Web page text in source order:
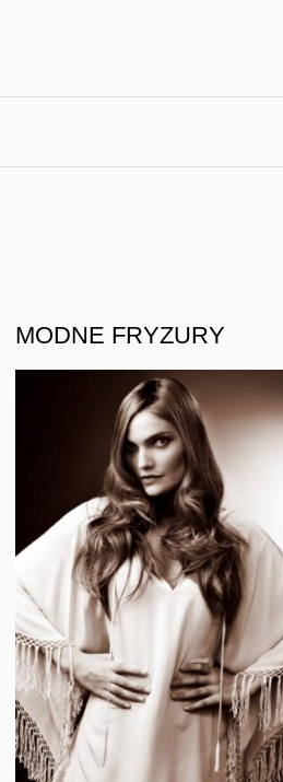
MODNE FRYZURY